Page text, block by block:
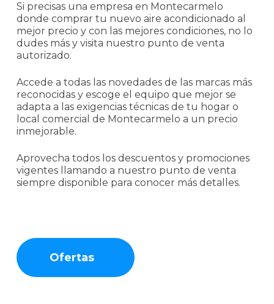
Si precisas una empresa en Montecarmelo
donde comprar tu nuevo aire acondicionado al
mejor precio y con las mejores condiciones, no lo
dudes más y visita nuestro punto de venta
autorizado.
Accede a todas las novedades de las marcas más
reconocidas y escoge el equipo que mejor se
adapta a las exigencias técnicas de tu hogar o
local comercial de Montecarmelo a un precio
inmejorable.
Aprovecha todos los descuentos y promociones
vigentes llamando a nuestro punto de venta
siempre disponible para conocer más detalles.
Ofertas